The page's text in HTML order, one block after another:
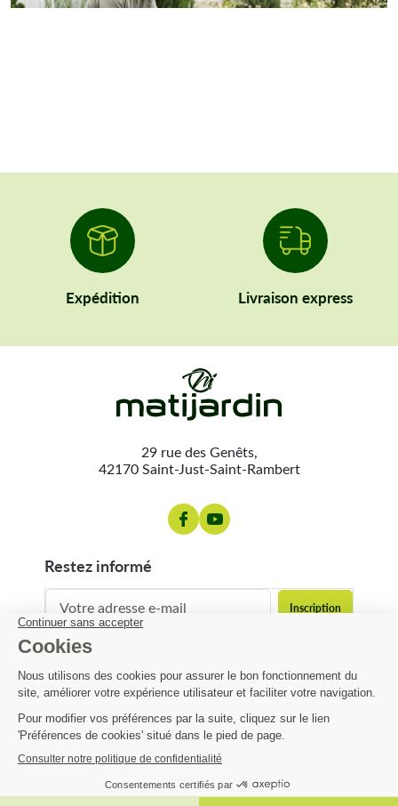
37,79 €
  AJOUTER AU PANIER
Expédition Livraison express
29 rue des Genêts,
42170 Saint-Just-Saint-Rambert
restez informé
contact@matijardin.fr 04 81 120 120
Matijardin
Infos pratiques